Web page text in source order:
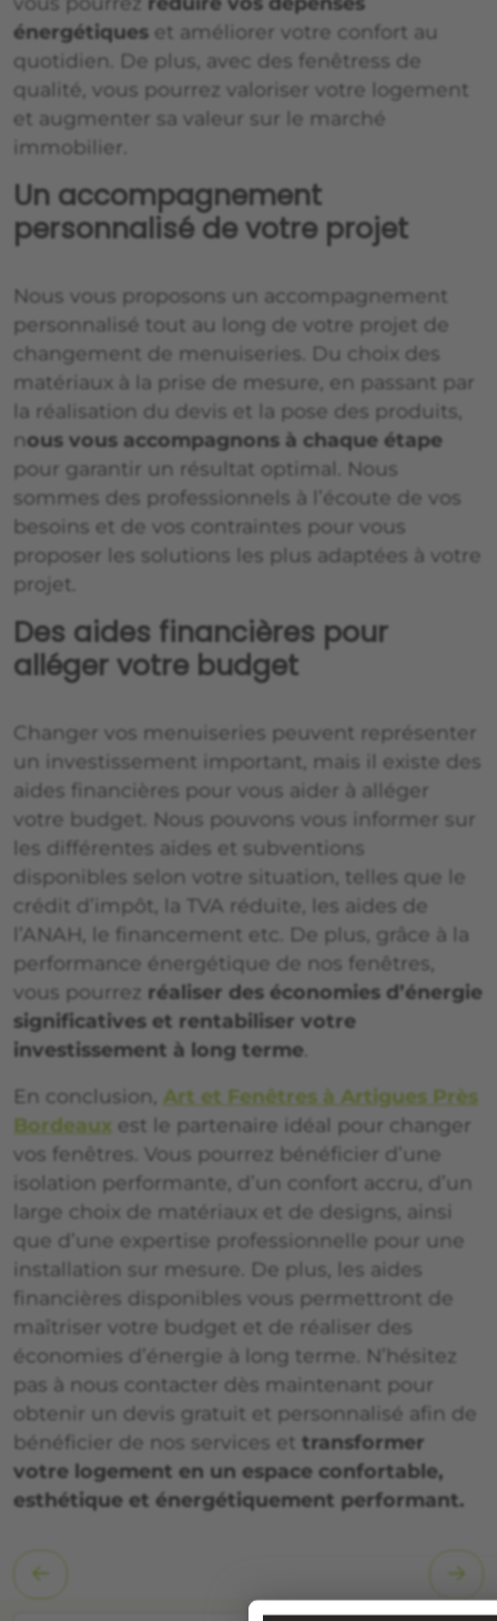
énergétiques et améliorer votre confort au
quotidien. De plus, avec des fenêtress de
qualité, vous pourrez valoriser votre logement
et augmenter sa valeur sur le marché
immobilier.
Un accompagnement
personnalisé de votre projet
Nous vous proposons un accompagnement
personnalisé tout au long de votre projet de
changement de menuiseries. Du choix des
matériaux à la prise de mesure, en passant par
la réalisation du devis et la pose des produits,
nous vous accompagnons à chaque étape
pour garantir un résultat optimal. Nous
sommes des professionnels à l’écoute de vos
besoins et de vos contraintes pour vous
proposer les solutions les plus adaptées à votre
projet.
Des aides financières pour
alléger votre budget
Changer vos menuiseries peuvent représenter
un investissement important, mais il existe des
aides financières pour vous aider à alléger
votre budget. Nous pouvons vous informer sur
les différentes aides et subventions
disponibles selon votre situation, telles que le
crédit d’impôt, la TVA réduite, les aides de
l’ANAH, le financement etc. De plus, grâce à la
performance énergétique de nos fenêtres,
vous pourrez réaliser des économies d’énergie
significatives et rentabiliser votre
investissement à long terme
En conclusion, Art et Fenêtres à Artigues Près
Bordeaux est le partenaire idéal pour changer
vos fenêtres. Vous pourrez bénéficier d’une
isolation performante, d’un confort accru, d’un
large choix de matériaux et de designs, ainsi
que d’une expertise professionnelle pour une
installation sur mesure. De plus, les aides
financières disponibles vous permettront de
maîtriser votre budget et de réaliser des
économies d’énergie à long terme. N’hésitez
pas à nous contacter dès maintenant pour
obtenir un devis gratuit et personnalisé afin de
bénéficier de nos services et transformer
votre logement en un espace confortable,
esthétique et énergétiquement performant.